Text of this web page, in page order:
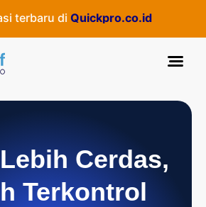
terbaru diQuickpro.co.id
Cerdas,
Terkontrol